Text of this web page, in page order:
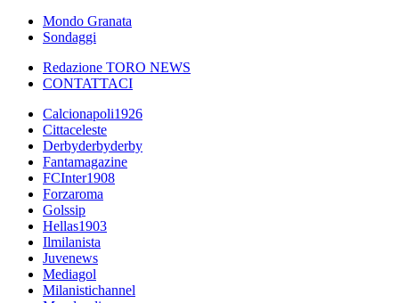
Mondo Granata
Sondaggi
Redazione TORO NEWS
CONTATTACI
Calcionapoli1926
Cittaceleste
Derbyderbyderby
Fantamagazine
FCInter1908
Forzaroma
Golssip
Hellas1903
Ilmilanista
Juvenews
Mediagol
Milanistichannel